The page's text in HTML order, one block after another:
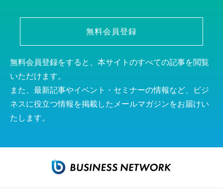
無料会員登録
無料会員登録をすると、本サイトのすべての記事を閲覧
いただけます。
また、最新記事やイベント・セミナーの情報など、ビジ
ネスに役立つ情報を掲載したメールマガジンをお届けい
たします。